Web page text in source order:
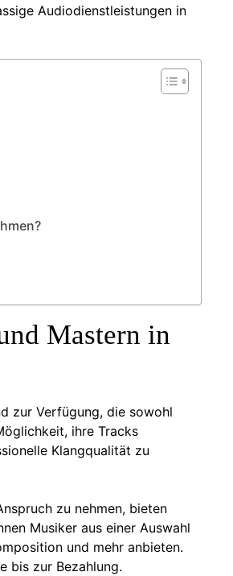
Audiodienstleistungen in
Mastern in
zur Verfügung, die sowohl
ihre Tracks
Klangqualität zu
zu nehmen, bieten
Musiker aus einer Auswahl
und mehr anbieten.
bis zur Bezahlung.